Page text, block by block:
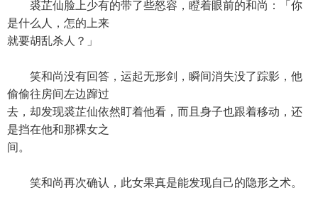
裘芷仙脸上少有的带了些怒容，瞪着眼前的和尚：「你
是什么人，怎的上来
就要胡乱杀人？」
笑和尚没有回答，运起无形剑，瞬间消失没了踪影，他
偷偷往房间左边蹿过
去，却发现裘芷仙依然盯着他看，而且身子也跟着移动，还
是挡在他和那裸女之
间。
笑和尚再次确认，此女果真是能发现自己的隐形之术。